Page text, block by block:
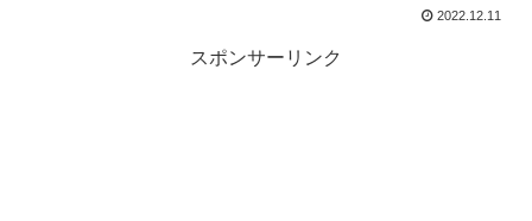
2022.12.11
スポンサーリンク